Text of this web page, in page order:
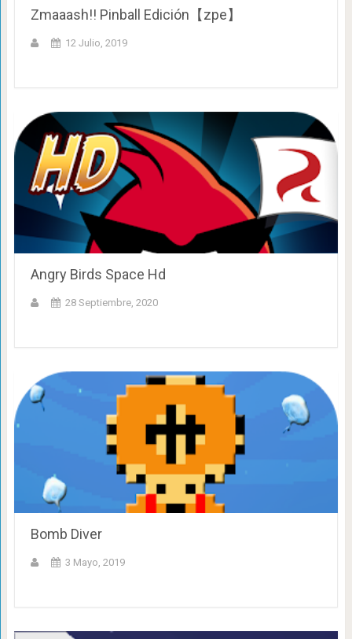
Zmaaash!! Pinball Edición【zpe】
12 Julio, 2019
Angry Birds Space Hd
28 Septiembre, 2020
Bomb Diver
3 Mayo, 2019